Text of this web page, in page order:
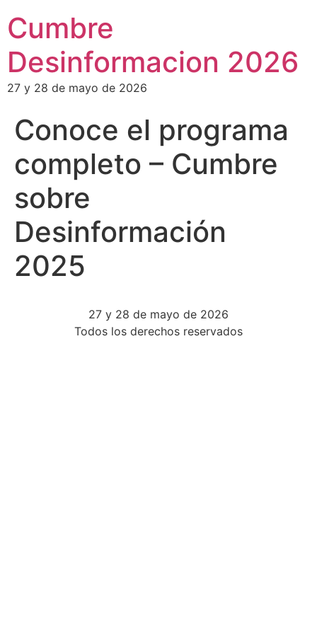
Cumbre
Desinformacion 2026
27 y 28 de mayo de 2026
Conoce el programa
completo – Cumbre
sobre
Desinformación
2025
27 y 28 de mayo de 2026
Todos los derechos reservados